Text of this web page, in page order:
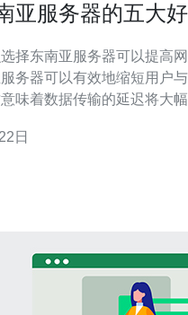
亚服务器的五大
择东南亚服务器可以提高
务器可以有效地缩短用户
味着数据传输的延迟将大
。这对于用户体验至关重要
日